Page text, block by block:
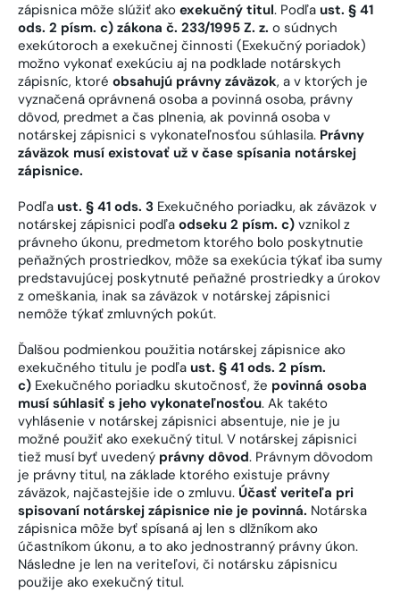
zápisnica môže slúžiť ako exekučný titul. Podľa ust. § 41
ods. 2 písm. c) zákona č. 233/1995 Z. z. o súdnych
exekútoroch a exekučnej činnosti (Exekučný poriadok)
možno vykonať exekúciu aj na podklade notárskych
zápisníc, ktoré obsahujú právny záväzok, a v ktorých je
vyznačená oprávnená osoba a povinná osoba, právny
dôvod, predmet a čas plnenia, ak povinná osoba v
notárskej zápisnici s vykonateľnosťou súhlasila. Právny
záväzok musí existovať už v čase spísania notárskej
zápisnice.
Podľa ust. § 41 ods. 3 Exekučného poriadku, ak záväzok v
notárskej zápisnici podľa odseku 2 písm. c) vznikol z
právneho úkonu, predmetom ktorého bolo poskytnutie
peňažných prostriedkov, môže sa exekúcia týkať iba sumy
predstavujúcej poskytnuté peňažné prostriedky a úrokov
z omeškania, inak sa záväzok v notárskej zápisnici
nemôže týkať zmluvných pokút.
Ďalšou podmienkou použitia notárskej zápisnice ako
exekučného titulu je podľa ust. § 41 ods. 2 písm.
c) Exekučného poriadku skutočnosť, že povinná osoba
musí súhlasiť s jeho vykonateľnosťou. Ak takéto
vyhlásenie v notárskej zápisnici absentuje, nie je ju
možné použiť ako exekučný titul. V notárskej zápisnici
tiež musí byť uvedený právny dôvod. Právnym dôvodom
je právny titul, na základe ktorého existuje právny
záväzok, najčastejšie ide o zmluvu. Účasť veriteľa pri
spisovaní notárskej zápisnice nie je povinná. Notárska
zápisnica môže byť spísaná aj len s dlžníkom ako
účastníkom úkonu, a to ako jednostranný právny úkon.
Následne je len na veriteľovi, či notársku zápisnicu
použije ako exekučný titul.